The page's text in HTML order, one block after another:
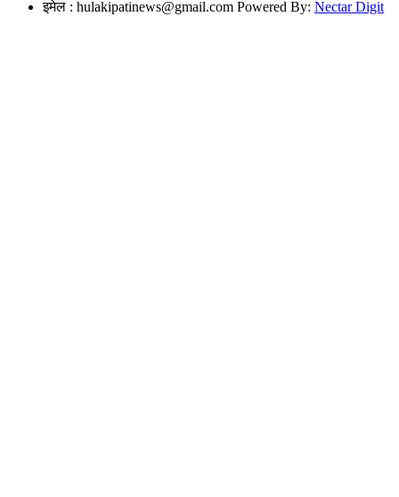
इमेल : hulakipatinews@gmail.com Powered By: Nectar Digit